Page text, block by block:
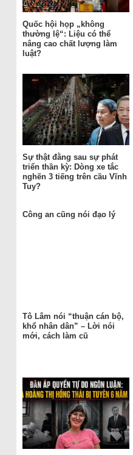
Quốc hội họp „không
thường lệ“: Liệu có thể
nâng cao chất lượng làm
luật?
Sự thật đằng sau sự phát
triển thần kỳ: Dòng xe tắc
nghẽn 3 tiếng trên cầu Vĩnh
Tuy?
Công an cũng nói đạo lý
Tô Lâm nói “thuận cán bộ,
khổ nhân dân” – Lời nói
mới, cách làm cũ